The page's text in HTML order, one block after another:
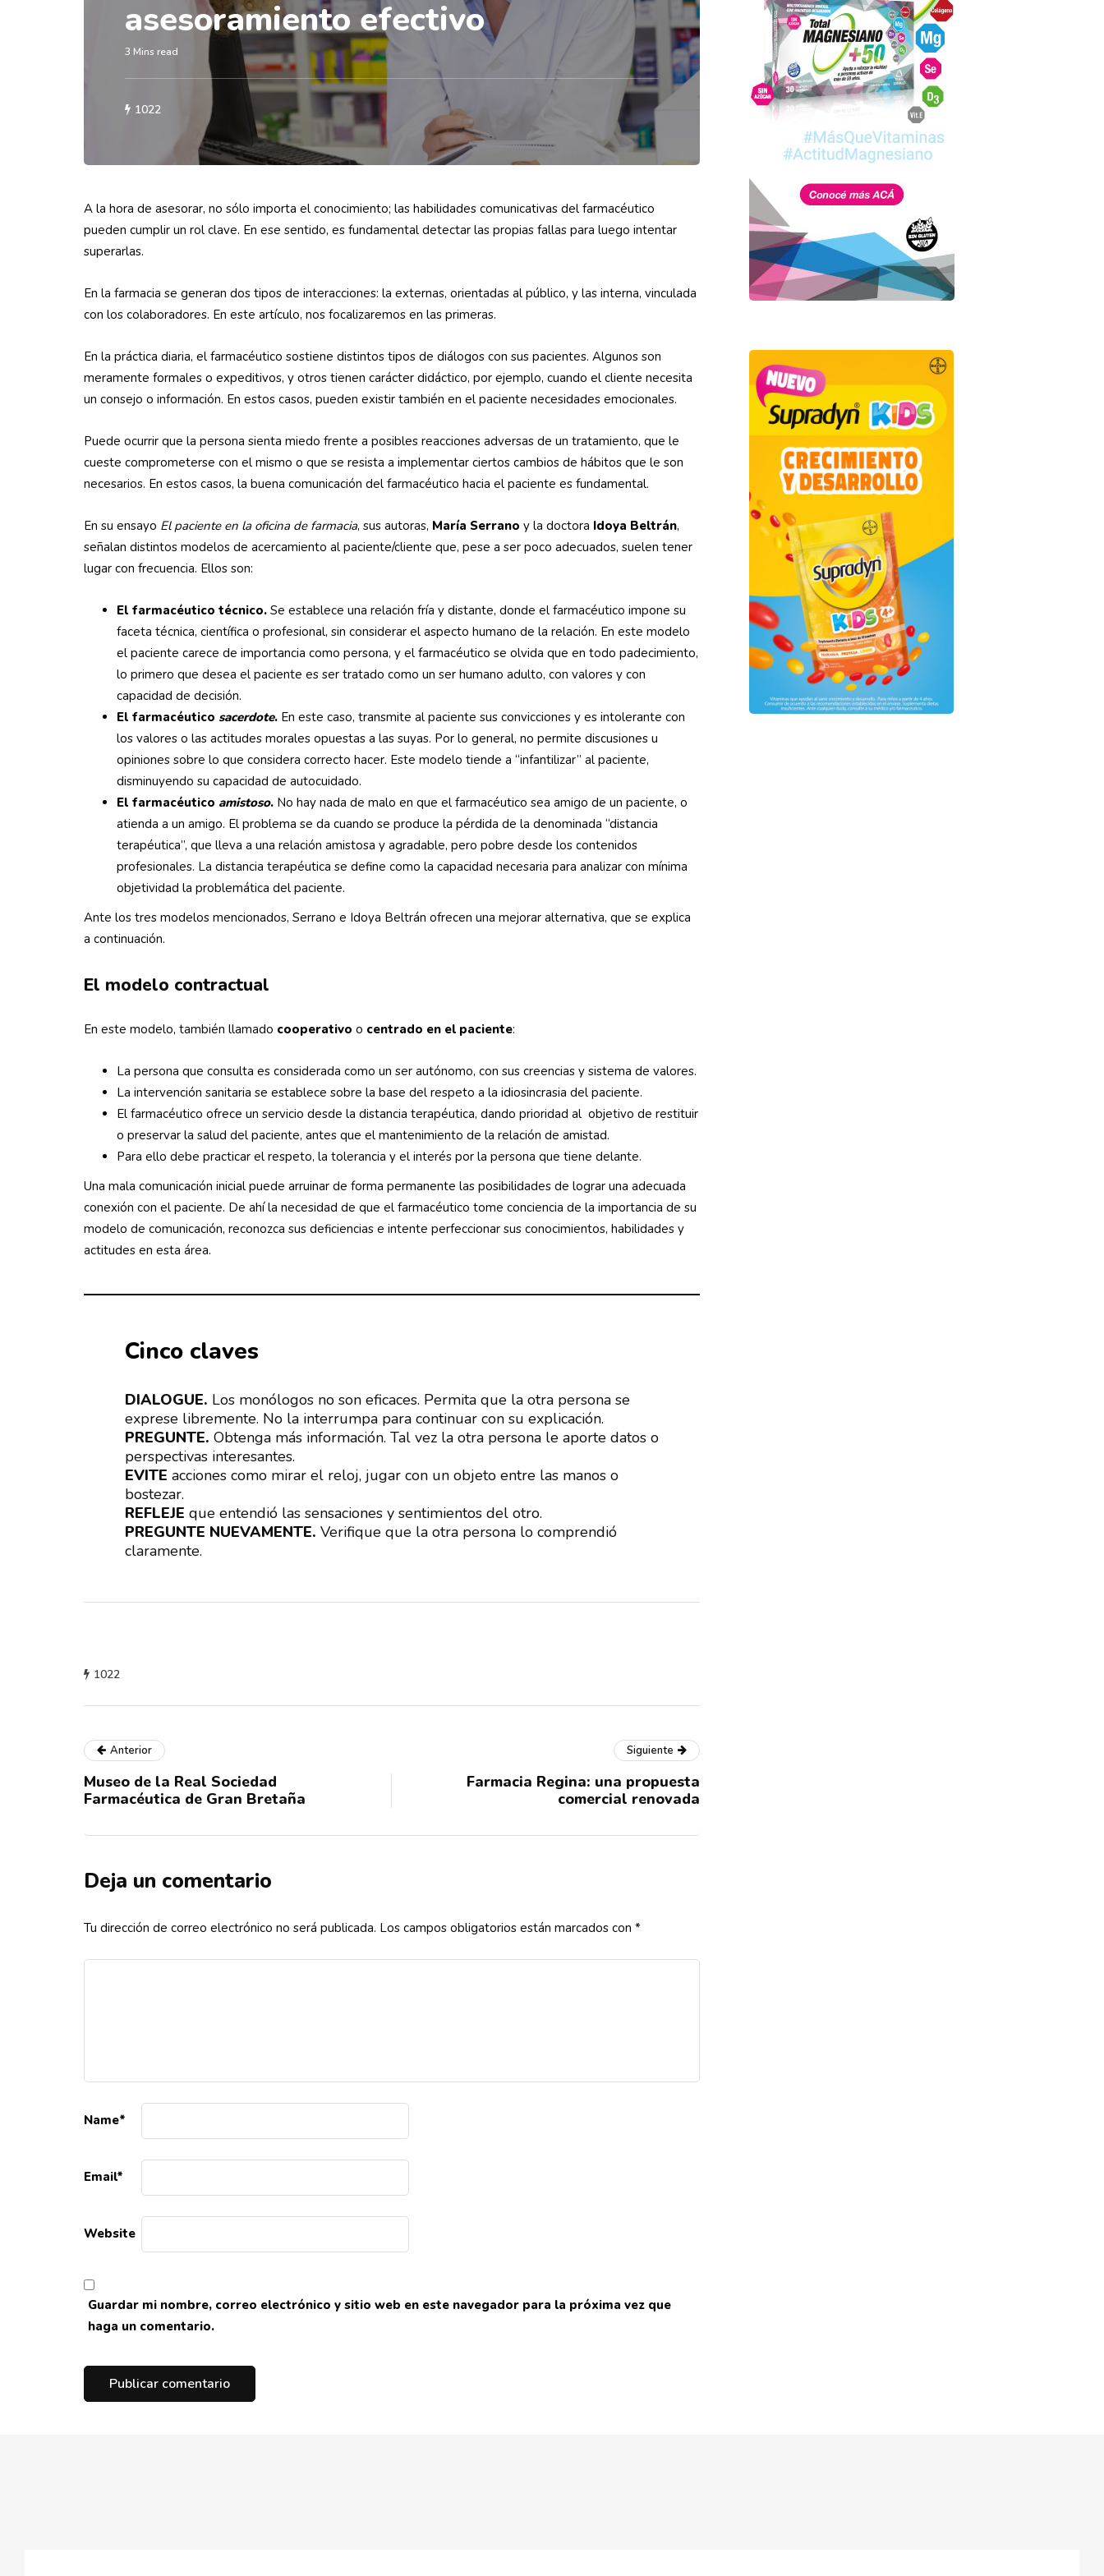
asesoramiento efectivo
3 Mins read
1022
A la hora de asesorar, no sólo importa el conocimiento; las habilidades comunicativas del farmacéutico
pueden cumplir un rol clave. En ese sentido, es fundamental detectar las propias fallas para luego intentar
superarlas.
En la farmacia se generan dos tipos de interacciones: la externas, orientadas al público, y las interna, vinculada
con los colaboradores. En este artículo, nos focalizaremos en las primeras.
En la práctica diaria, el farmacéutico sostiene distintos tipos de diálogos con sus pacientes. Algunos son
meramente formales o expeditivos, y otros tienen carácter didáctico, por ejemplo, cuando el cliente necesita
un consejo o información. En estos casos, pueden existir también en el paciente necesidades emocionales.
Puede ocurrir que la persona sienta miedo frente a posibles reacciones adversas de un tratamiento, que le
cueste comprometerse con el mismo o que se resista a implementar ciertos cambios de hábitos que le son
necesarios. En estos casos, la buena comunicación del farmacéutico hacia el paciente es fundamental.
En su ensayo El paciente en la oficina de farmacia, sus autoras, María Serrano y la doctora Idoya Beltrán,
señalan distintos modelos de acercamiento al paciente/cliente que, pese a ser poco adecuados, suelen tener
lugar con frecuencia. Ellos son:
El farmacéutico técnico. Se establece una relación fría y distante, donde el farmacéutico impone su
faceta técnica, científica o profesional, sin considerar el aspecto humano de la relación. En este modelo
el paciente carece de importancia como persona, y el farmacéutico se olvida que en todo padecimiento,
lo primero que desea el paciente es ser tratado como un ser humano adulto, con valores y con
capacidad de decisión.
El farmacéutico sacerdote. En este caso, transmite al paciente sus convicciones y es intolerante con
los valores o las actitudes morales opuestas a las suyas. Por lo general, no permite discusiones u
opiniones sobre lo que considera correcto hacer. Este modelo tiende a “infantilizar” al paciente,
disminuyendo su capacidad de autocuidado.
El farmacéutico amistoso. No hay nada de malo en que el farmacéutico sea amigo de un paciente, o
atienda a un amigo. El problema se da cuando se produce la pérdida de la denominada “distancia
terapéutica”, que lleva a una relación amistosa y agradable, pero pobre desde los contenidos
profesionales. La distancia terapéutica se define como la capacidad necesaria para analizar con mínima
objetividad la problemática del paciente.
Ante los tres modelos mencionados, Serrano e Idoya Beltrán ofrecen una mejorar alternativa, que se explica
a continuación.
El modelo contractual
En este modelo, también llamado cooperativo o centrado en el paciente:
La persona que consulta es considerada como un ser autónomo, con sus creencias y sistema de valores.
La intervención sanitaria se establece sobre la base del respeto a la idiosincrasia del paciente.
El farmacéutico ofrece un servicio desde la distancia terapéutica, dando prioridad al objetivo de restituir
o preservar la salud del paciente, antes que el mantenimiento de la relación de amistad.
Para ello debe practicar el respeto, la tolerancia y el interés por la persona que tiene delante.
Una mala comunicación inicial puede arruinar de forma permanente las posibilidades de lograr una adecuada
conexión con el paciente. De ahí la necesidad de que el farmacéutico tome conciencia de la importancia de su
modelo de comunicación, reconozca sus deficiencias e intente perfeccionar sus conocimientos, habilidades y
actitudes en esta área.
Cinco claves
DIALOGUE. Los monólogos no son eficaces. Permita que la otra persona se
exprese libremente. No la interrumpa para continuar con su explicación.
PREGUNTE. Obtenga más información. Tal vez la otra persona le aporte datos o
perspectivas interesantes.
EVITE acciones como mirar el reloj, jugar con un objeto entre las manos o
bostezar.
REFLEJE que entendió las sensaciones y sentimientos del otro.
PREGUNTE NUEVAMENTE. Verifique que la otra persona lo comprendió
claramente.
1022
Anterior
Museo de la Real Sociedad
Farmacéutica de Gran Bretaña
Siguiente
Farmacia Regina: una propuesta
comercial renovada
Deja un comentario
Tu dirección de correo electrónico no será publicada. Los campos obligatorios están marcados con *
Name*
Email*
Website
Guardar mi nombre, correo electrónico y sitio web en este navegador para la próxima vez que
haga un comentario.